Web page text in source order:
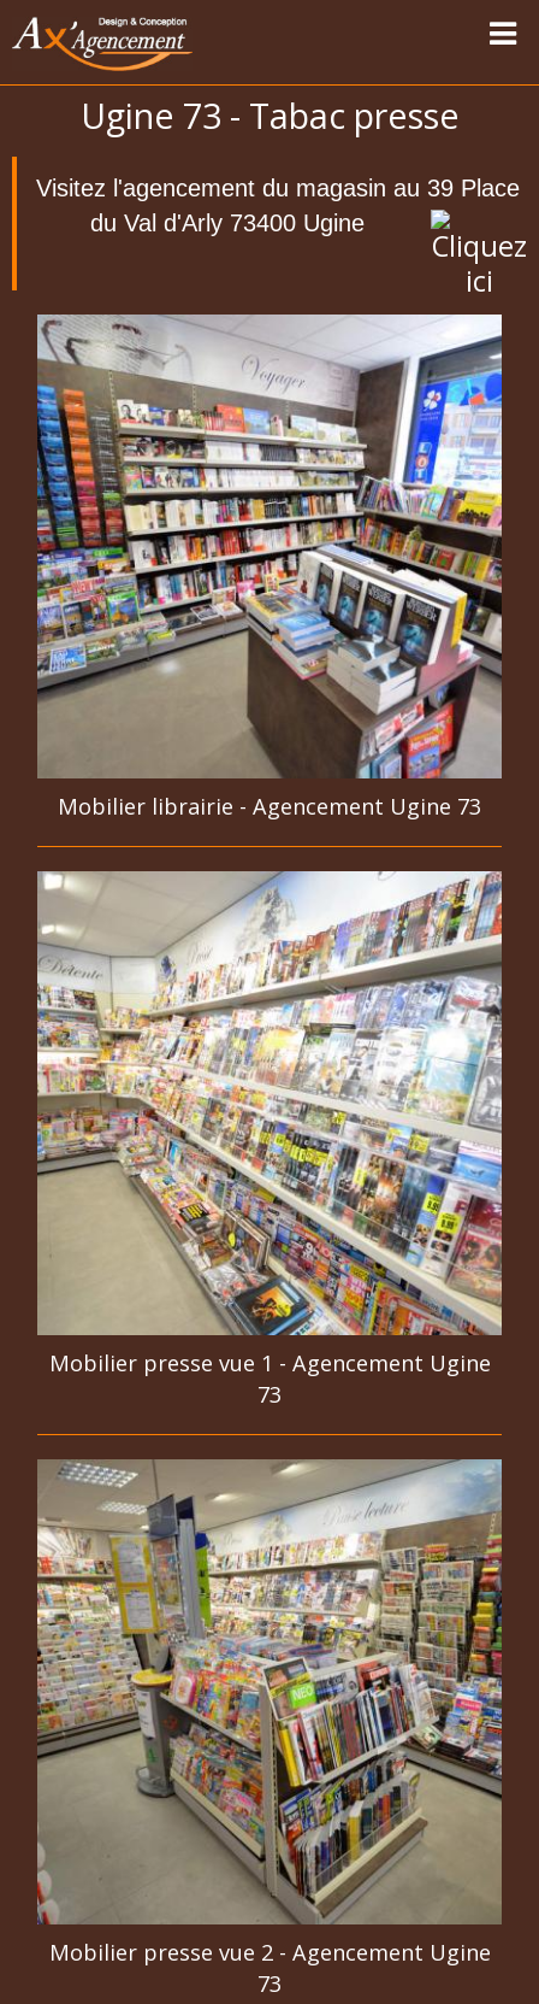
Nos réalisations
Carte des modernisations
Témoignages
Contact
Ugine 73 - Tabac presse
Visitez l'agencement du magasin au 39 Place
du Val d'Arly 73400 Ugine
Mobilier librairie - Agencement Ugine 73
Mobilier presse vue 1 - Agencement Ugine
73
Mobilier presse vue 2 - Agencement Ugine
73